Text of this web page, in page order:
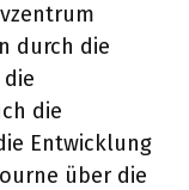
durch die
die
Entwicklung
über die